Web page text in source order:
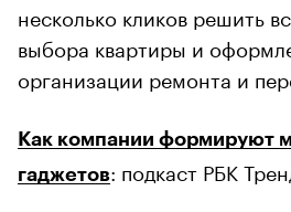
несколько кликов решить
выбора квартиры и
организации ремонта и
Как компании формируют
гаджетов: подкаст РБК